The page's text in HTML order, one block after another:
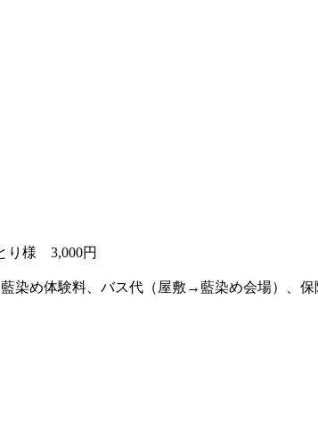
り様 3,000円
染め体験料、バス代（屋敷→藍染め会場）、保